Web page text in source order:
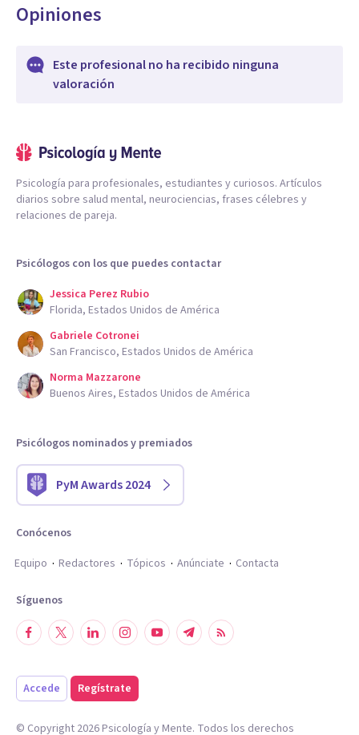
Opiniones
Este profesional no ha recibido ninguna
valoración
Psicología para profesionales, estudiantes y curiosos. Artículos
diarios sobre salud mental, neurociencias, frases célebres y
relaciones de pareja.
Psicólogos con los que puedes contactar
Jessica Perez Rubio
Florida, Estados Unidos de América
Gabriele Cotronei
San Francisco, Estados Unidos de América
Norma Mazzarone
Buenos Aires, Estados Unidos de América
Psicólogos nominados y premiados
PyM Awards 2024
Conócenos
Equipo
Redactores Tópicos Anúnciate Contacta
Síguenos
Accede Regístrate
© Copyright 2026Psicología y Mente. Todos los derechos